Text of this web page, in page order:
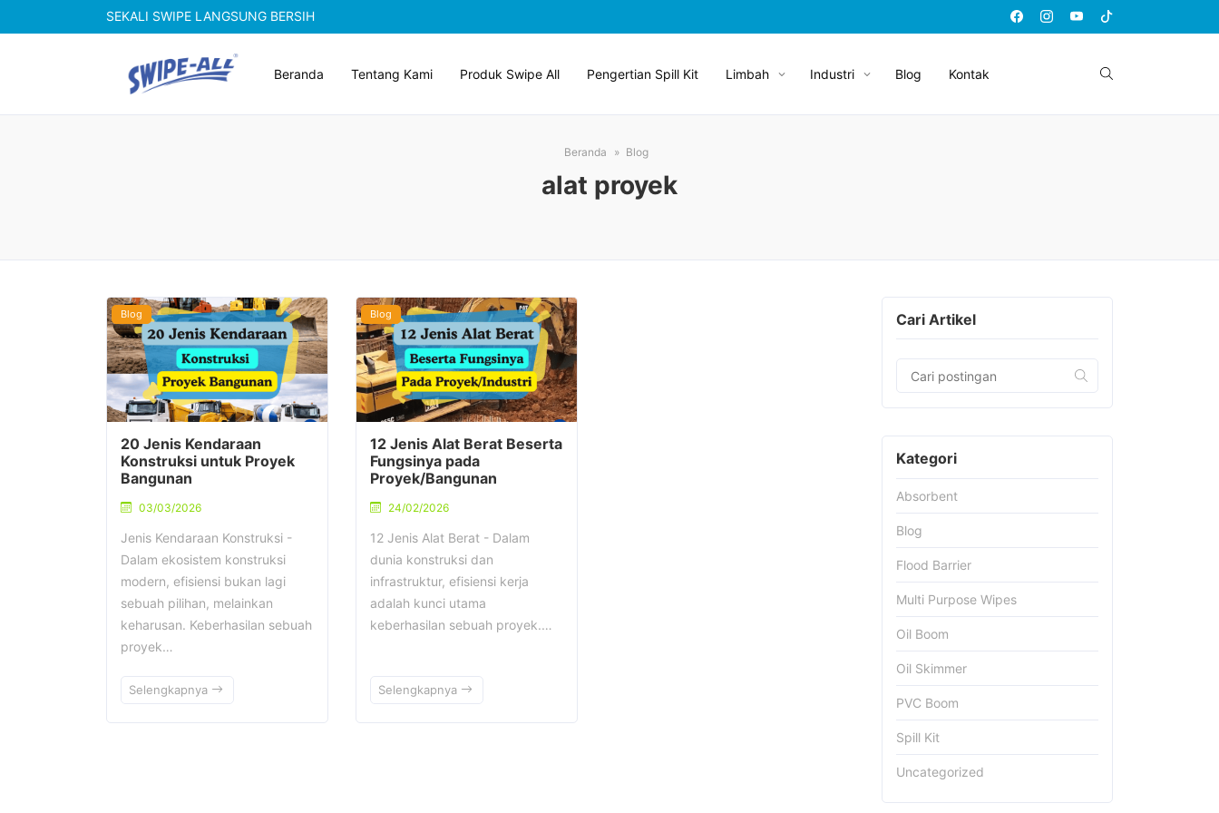
SEKALI SWIPE LANGSUNG BERSIH
Beranda Tentang Kami Produk Swipe All Pengertian Spill Kit Limbah Industri Blog Kontak
Beranda Blog
alat proyek
Blog
20 Jenis Kendaraan
Konstruksi untuk Proyek
Bangunan
03/03/2026
Jenis Kendaraan Konstruksi -
Dalam ekosistem konstruksi
modern, efisiensi bukan lagi
sebuah pilihan, melainkan
keharusan. Keberhasilan sebuah
proyek…
Selengkapnya
Blog
12 Jenis Alat Berat Beserta
Fungsinya pada
Proyek/Bangunan
24/02/2026
12 Jenis Alat Berat - Dalam
dunia konstruksi dan
infrastruktur, efisiensi kerja
adalah kunci utama
keberhasilan sebuah proyek.…
Selengkapnya
Cari Artikel
Kategori
Absorbent
Blog
Flood Barrier
Multi Purpose Wipes
Oil Boom
Oil Skimmer
PVC Boom
Spill Kit
Uncategorized